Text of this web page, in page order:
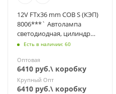
12V FTх36 mm COB S (КЭП)
8006***` Автолампа
светодиодная, цилиндр
(АС12-5, C5W SV8.5)
Есть в наличии: 60
Оптовая
6410 руб.\ коробку
Крупный Опт
6410 руб.\ коробку